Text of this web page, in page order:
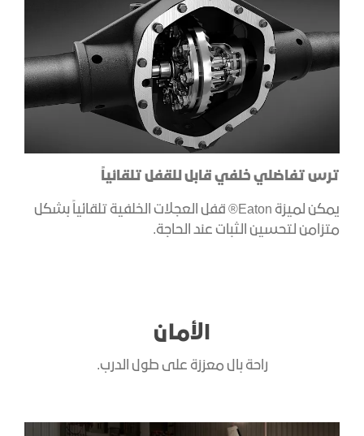
ترس تفاضلي خلفي قابل للقفل تلقائياً
يمكن لميزة Eaton® قفل العجلات الخلفية تلقائياً بشكل
متزامن لتحسين الثبات عند الحاجة.
الأمان
راحة بال معززة على طول الدرب.